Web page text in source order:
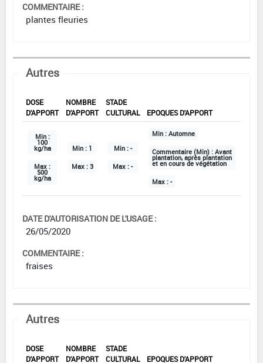
COMMENTAIRE :
plantes fleuries
Autres
DOSE
D'APPORT
NOMBRE
D'APPORT
STADE
CULTURAL
EPOQUES D'APPORT
Min :
100
kg/ha
Max :
500
kg/ha
Min : 1
Max : 3
Min : -
Max : -
Min : Automne
Commentaire (Min) : Avant
plantation, après plantation
et en cours de végétation
Max : -
DATE D'AUTORISATION DE L'USAGE :
26/05/2020
COMMENTAIRE :
fraises
Autres
DOSE
D'APPORT
NOMBRE
D'APPORT
STADE
CULTURAL
EPOQUES D'APPORT